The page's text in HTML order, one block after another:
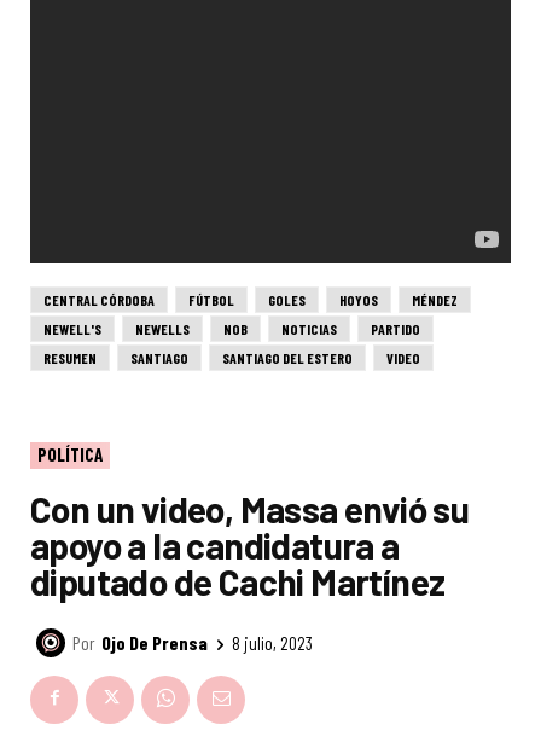
CENTRAL CÓRDOBA FÚTBOL GOLES HOYOS
MÉNDEZ
NEWELL'S
NEWELLS NOB NOTICIAS
PARTIDO
RESUMEN
SANTIAGO SANTIAGO DEL ESTERO VIDEO